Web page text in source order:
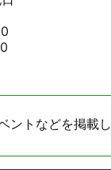
ントなどを掲載し